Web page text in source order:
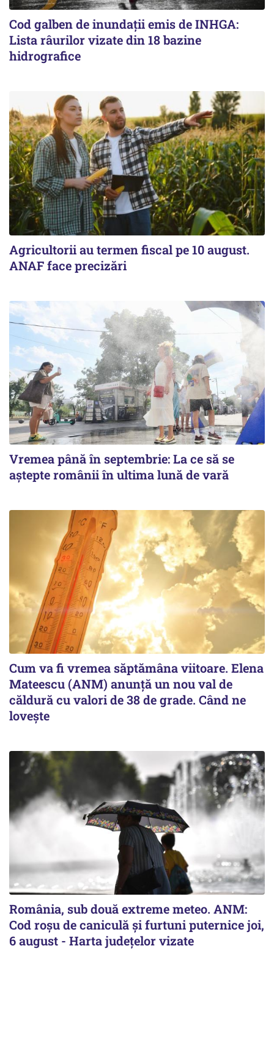
Cod galben de inundații emis de INHGA:
Lista râurilor vizate din 18 bazine
hidrografice
Agricultorii au termen fiscal pe 10 august.
ANAF face precizări
Vremea până în septembrie: La ce să se
aștepte românii în ultima lună de vară
Cum va fi vremea săptămâna viitoare. Elena
Mateescu (ANM) anunță un nou val de
căldură cu valori de 38 de grade. Când ne
lovește
România, sub două extreme meteo. ANM:
Cod roșu de caniculă și furtuni puternice joi,
6 august - Harta județelor vizate